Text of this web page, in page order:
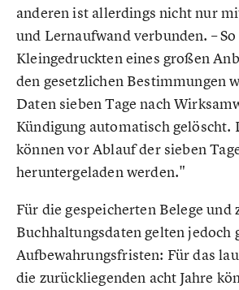
anderen ist allerdings nicht nur
und Lernaufwand verbunden. –
Kleingedruckten eines großen
den gesetzlichen Bestimmungen
Daten sieben Tage nach
Kündigung automatisch gelöscht.
können vor Ablauf der sieben
heruntergeladen werden."
Für die gespeicherten Belege und
Buchhaltungsdaten gelten jedoch
Aufbewahrungsfristen: Für das
die zurückliegenden acht Jahre